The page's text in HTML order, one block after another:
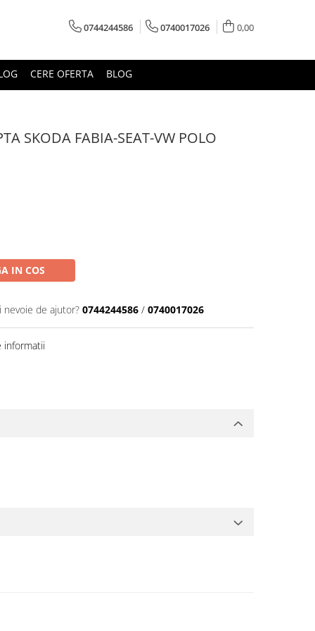
0744244586 0740017026 0,00
CERE OFERTA BLOG
SKODA FABIA-SEAT-VW POLO
IN COS
nevoie de ajutor? 0744244586 / 0740017026
informatii